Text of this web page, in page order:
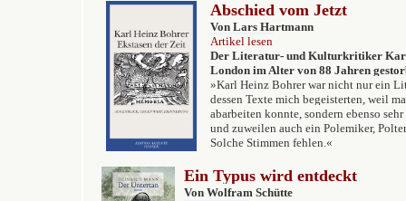
Abschied vom Jetzt
Von Lars Hartmann
Artikel lesen
Der Literatur- und Kulturkritiker
London im Alter von 88 Jahren
»Karl Heinz Bohrer war nicht nur ein
dessen Texte mich begeisterten, weil
abarbeiten konnte, sondern ebenso
und zuweilen auch ein Polemiker,
Solche Stimmen fehlen.«
Ein Typus wird entdeckt
Von Wolfram Schütte